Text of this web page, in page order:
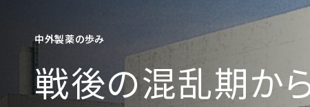
中外製薬の歩み
戦後の混乱期か